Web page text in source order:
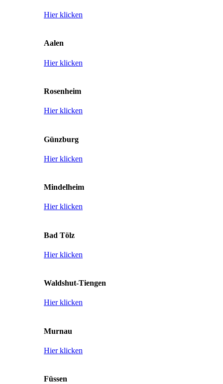
Hier klicken
Aalen
Hier klicken
Rosenheim
Hier klicken
Günzburg
Hier klicken
Mindelheim
Hier klicken
Bad Tölz
Hier klicken
Waldshut-Tiengen
Hier klicken
Murnau
Hier klicken
Füssen